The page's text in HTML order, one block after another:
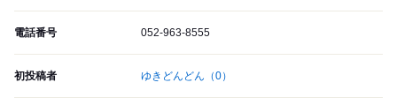
電話番号 052-963-8555
初投稿者 ゆきどんどん （0）